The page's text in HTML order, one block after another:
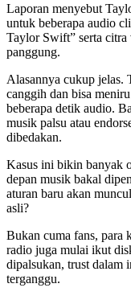
Laporan menyebut
untuk beberapa audio
Taylor Swift” serta citra
panggung.
Alasannya cukup jelas.
canggih dan bisa
beberapa detik audio.
musik palsu atau
dibedakan.
Kasus ini bikin banyak
depan musik bakal
aturan baru akan
asli?
Bukan cuma fans, para
radio juga mulai ikut
dipalsukan, trust dalam
terganggu.